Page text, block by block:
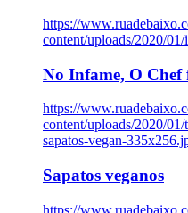
https://
content/uploads/2020/
No Infame, O Chef
https://
content/uploads/2020/
sapatos-vegan-
Sapatos veganos
https://